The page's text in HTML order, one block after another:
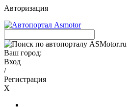
Авторизация
Ваш город:
Вход
/
Регистрация
X